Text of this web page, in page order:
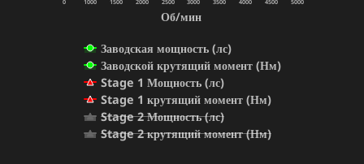
Об/мин
Заводская мощность (лс)
Заводской крутящий момент (Нм)
Stage 1 Мощность (лс)
Stage 1 крутящий момент (Нм)
Stage 2 Мощность (лс)
Stage 2 крутящий момент (Нм)
0 1000 1500 2000 2500 3000 3500 4000 4500 5000